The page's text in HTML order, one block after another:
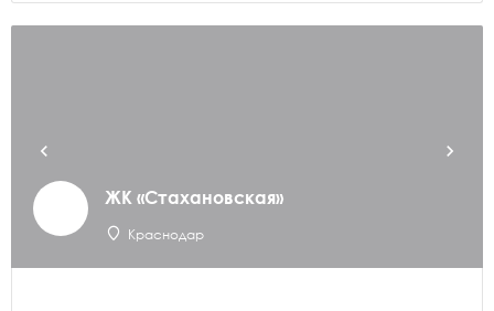
ЖК «Стахановская»
Краснодар